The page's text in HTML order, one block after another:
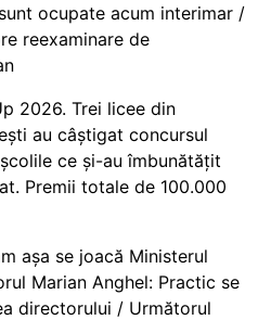
ocupate acum interimar /
reexaminare de
2026. Trei licee din
au câștigat concursul
ce și-au îmbunătățit
Premii totale de 100.000
așa se joacă Ministerul
Marian Anghel: Practic se
directorului / Următorul